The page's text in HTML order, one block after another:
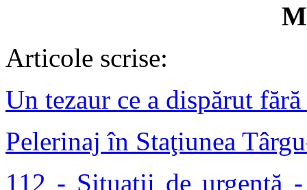
Articole scrise:
Un tezaur ce a dispărut
Pelerinaj în Staţiunea
112 - Situaţii de urgenţă